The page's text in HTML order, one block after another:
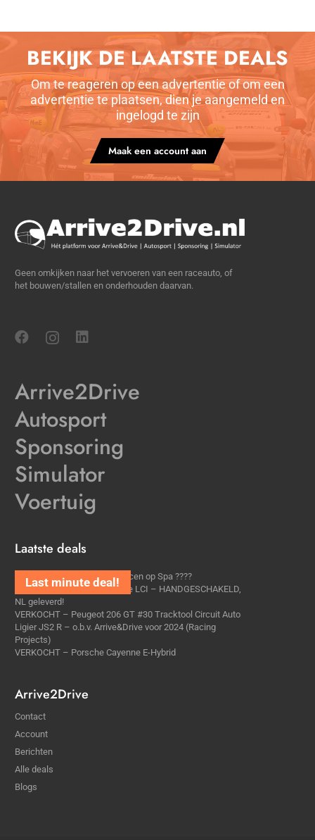
BEKIJK DE LAATSTE DEALS
Om te reageren op een advertentie of om een
advertentie te plaatsen, dien je aangemeld en
ingelogd te zijn
Maak een account aan
Geen omkijken naar het vervoeren van een raceauto, of
het bouwen/stallen en onderhouden daarvan.
Arrive2Drive
Autosport
Sponsoring
Simulator
Voertuig
Laatste deals
Alijd al gedroomd van echt racen op Spa ????
BMW E90 335i High Executive LCI – HANDGESCHAKELD,
NL geleverd!
VERKOCHT – Peugeot 206 GT #30 Tracktool Circuit Auto
Ligier JS2 R – o.b.v. Arrive&Drive voor 2024 (Racing
Projects)
VERKOCHT – Porsche Cayenne E-Hybrid
Arrive2Drive
Contact
Account
Berichten
Alle deals
Blogs